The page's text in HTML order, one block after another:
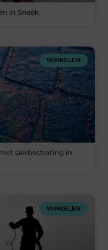
in Sneek
WINKELEN
sierbestrating in
WINKELEN